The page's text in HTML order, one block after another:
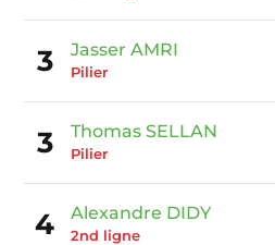
3 Jasser AMRI
Pilier
3 Thomas SELLAN
Pilier
4 Alexandre DIDY
2nd ligne